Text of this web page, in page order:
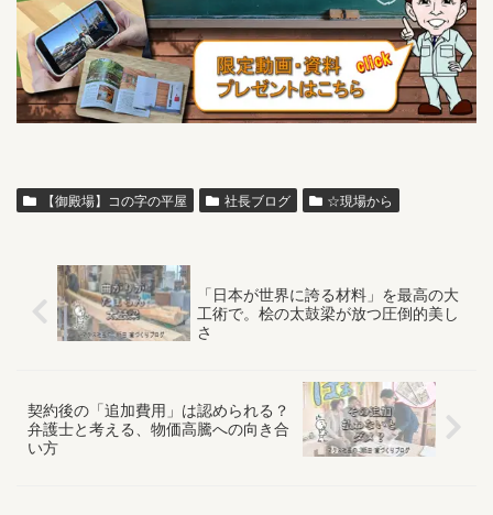
【御殿場】コの字の平屋 社長ブログ ☆現場から
「日本が世界に誇る材料」を最高の大
工術で。桧の太鼓梁が放つ圧倒的美し
さ
契約後の「追加費用」は認められる？
弁護士と考える、物価高騰への向き合
い方